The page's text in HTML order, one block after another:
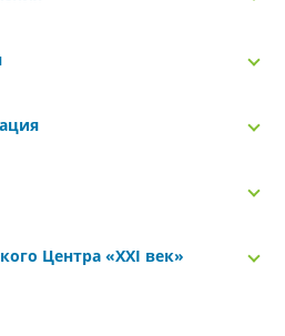
Центра «‎XXI век»